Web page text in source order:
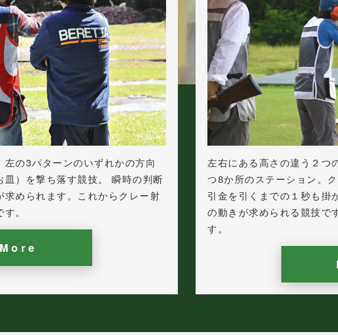
左の3パターンのいずれかの方向
）を撃ち落す競技。 瞬時の判断
められます。これからクレー射
。
More
左右にある高さの違う２つ
つ8か所のステーション。
引金を引くまでの１秒も掛
の動きが求められる競技で
す。